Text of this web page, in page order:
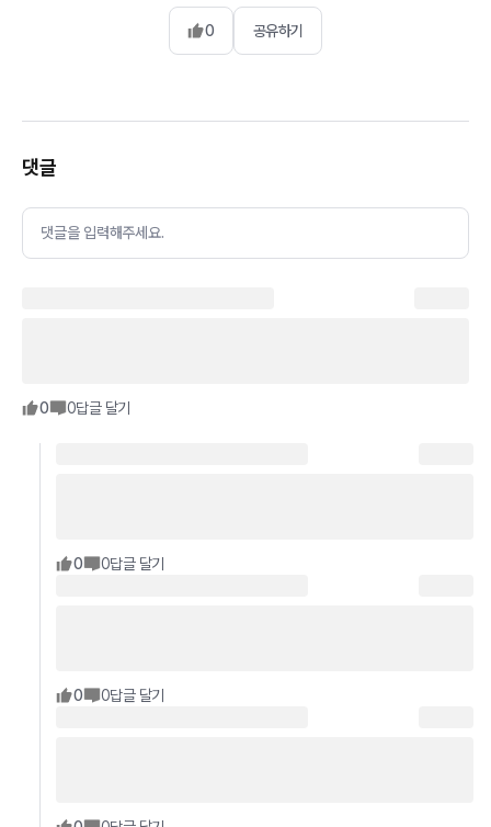
0 공유하기
댓글
댓글을 입력해주세요.
0 0답글 달기
0 0답글 달기
0 0답글 달기